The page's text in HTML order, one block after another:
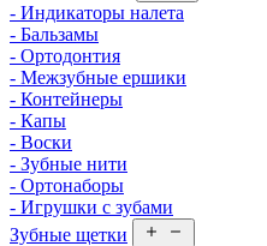
- Индикаторы налета
- Бальзамы
- Ортодонтия
- Межзубные ершики
- Контейнеры
- Капы
- Воски
- Зубные нити
- Ортонаборы
- Игрушки с зубами
Зубные щетки